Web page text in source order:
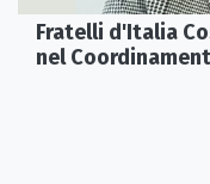
Fratelli d'Italia
nel